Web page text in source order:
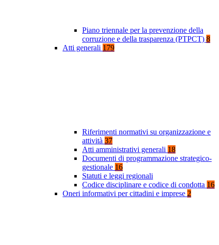
Piano triennale per la prevenzione della
corruzione e della trasparenza (PTPCT) 8
Atti generali 179
Riferimenti normativi su organizzazione e
attività 37
Atti amministrativi generali 18
Documenti di programmazione strategico-
gestionale 16
Statuti e leggi regionali
Codice disciplinare e codice di condotta 16
Oneri informativi per cittadini e imprese 2